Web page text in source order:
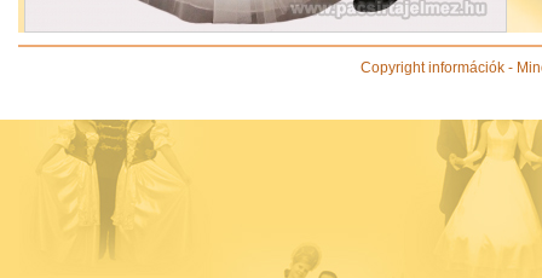
Copyright információk -